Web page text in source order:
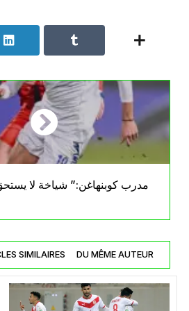
مدرب كوبنهاغن:” شياخة لا
SIMILAIRES DU MÊME AUTEUR